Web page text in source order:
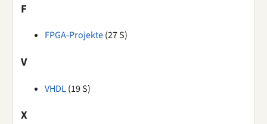
F
FPGA-Projekte(27 S)
V
VHDL(19 S)
X